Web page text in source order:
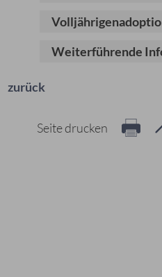
Weiterführende
zurück
Seite drucken